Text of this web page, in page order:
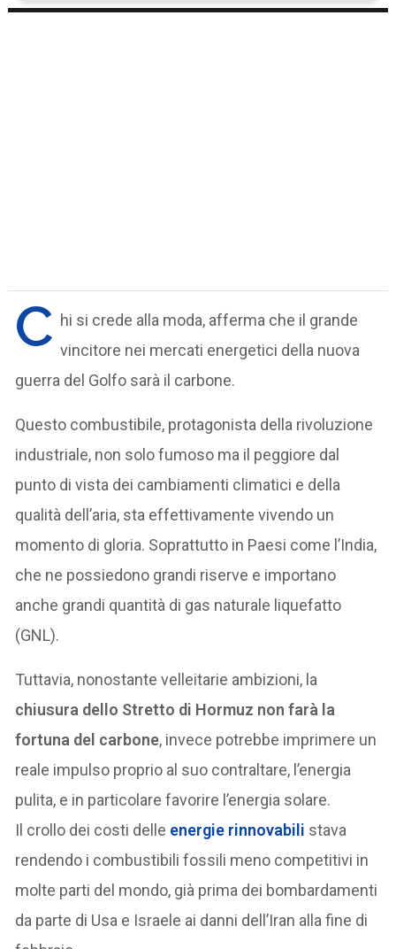
C hi si crede alla moda, afferma che il grande
vincitore nei mercati energetici della nuova
guerra del Golfo sarà il carbone.
Questo combustibile, protagonista della rivoluzione
industriale, non solo fumoso ma il peggiore dal
punto di vista dei cambiamenti climatici e della
qualità dell’aria, sta effettivamente vivendo un
momento di gloria. Soprattutto in Paesi come l’India,
che ne possiedono grandi riserve e importano
anche grandi quantità di gas naturale liquefatto
(GNL).
Tuttavia, nonostante velleitarie ambizioni, la
chiusura dello Stretto di Hormuz non farà la
fortuna del carbone, invece potrebbe imprimere un
reale impulso proprio al suo contraltare, l’energia
pulita, e in particolare favorire l’energia solare.
Il crollo dei costi delle energie rinnovabili stava
rendendo i combustibili fossili meno competitivi in
molte parti del mondo, già prima dei bombardamenti
da parte di Usa e Israele ai danni dell’Iran alla fine di